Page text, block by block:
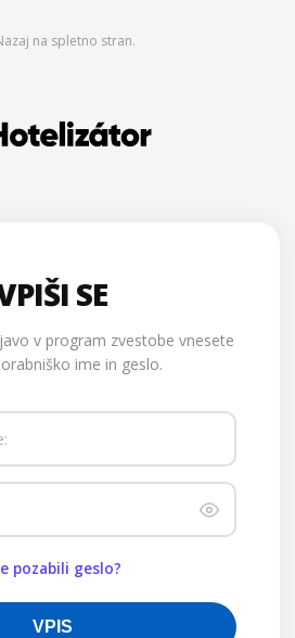
na spletno stran.
SE
v program zvestobe vnesete
ime in geslo.
pozabili geslo?
VPIS